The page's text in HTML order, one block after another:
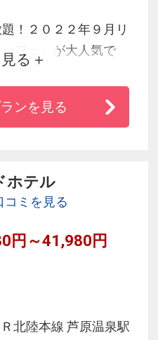
！２０２２年９月リ
フェ」が大人気で
呂は清風荘が贈る最
流し。入浴後は温泉
にね♪
る
ンを見る
ホテル
コミを見る
円～41,980円
Ｒ北陸本線 芦原温泉駅